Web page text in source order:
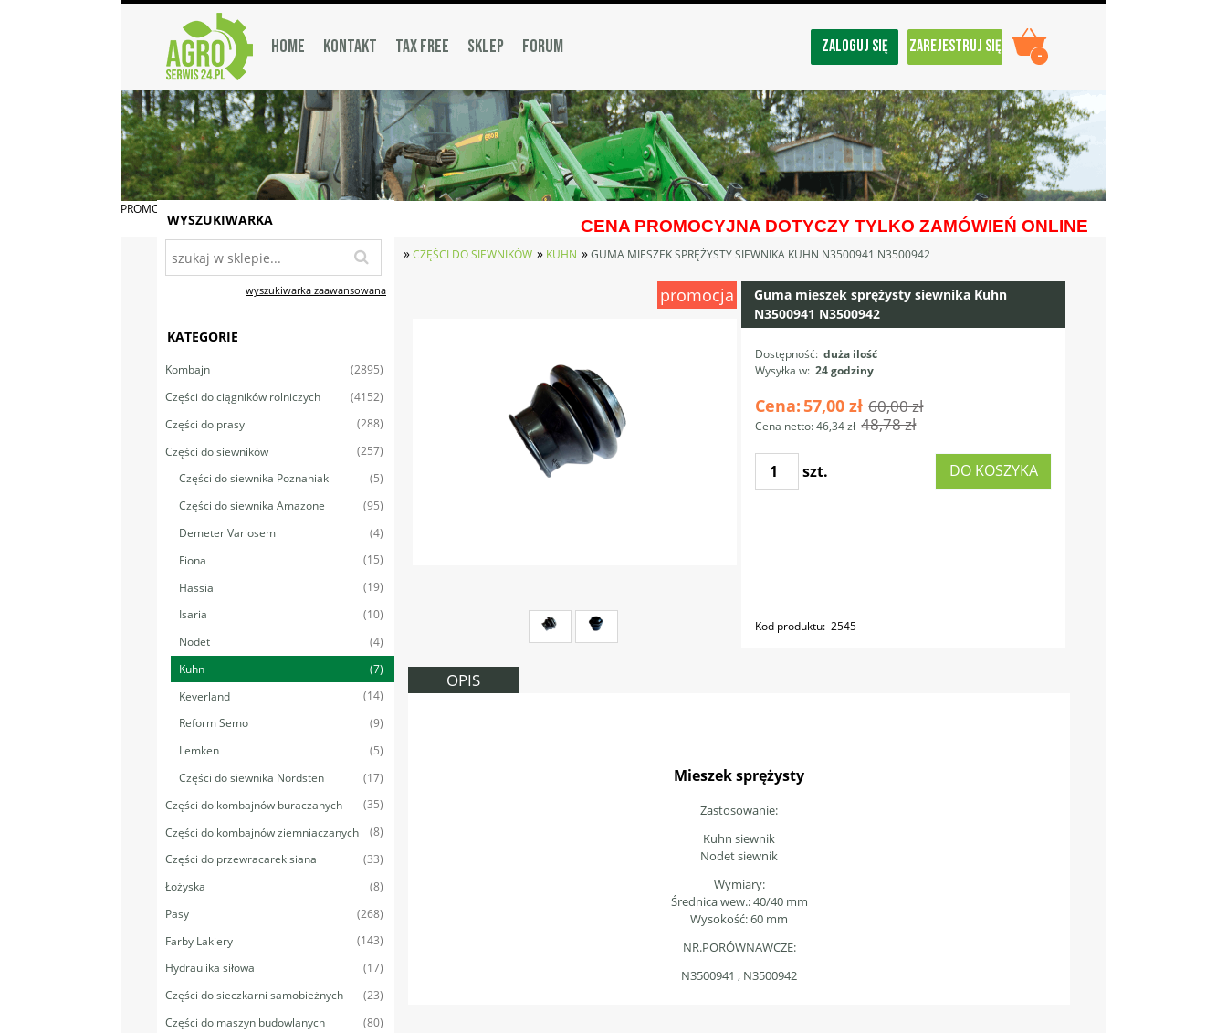
HOME KONTAKT TAX FREE SKLEP FORUM ZALOGUJ SIĘ ZAREJESTRUJ SIĘ
-
PROMOCJA
CENA PROMOCYJNA DOTYCZY TYLKO ZAMÓWIEŃ ONLINE
WYSZUKIWARKA
wyszukiwarka zaawansowana
KATEGORIE
Kombajn
(2895)
Części do ciągników rolniczych
(4152)
Części do prasy
(288)
Części do siewników
(257)
Części do siewnika Poznaniak
(5)
Części do siewnika Amazone
(95)
Demeter Variosem
(4)
Fiona
(15)
Hassia
(19)
Isaria
(10)
Nodet
(4)
Kuhn
(7)
Keverland
(14)
Reform Semo
(9)
Lemken
(5)
Części do siewnika Nordsten
(17)
Części do kombajnów buraczanych
(35)
Części do kombajnów ziemniaczanych
(8)
Części do przewracarek siana
(33)
Łożyska
(8)
Pasy
(268)
Farby Lakiery
(143)
Hydraulika siłowa
(17)
Części do sieczkarni samobieżnych
(23)
Części do maszyn budowlanych
(80)
»CZĘŚCI DO SIEWNIKÓW » KUHN »GUMA MIESZEK SPRĘŻYSTY SIEWNIKA KUHN N3500941 N3500942
promocja
Guma mieszek sprężysty siewnika Kuhn
N3500941 N3500942
Dostępność: duża ilość
Wysyłka w: 24 godziny
Cena:57,00 zł 60,00 zł
Cena netto:46,34 zł 48,78 zł
szt. DO KOSZYKA
Kod produktu: 2545
OPIS
Mieszek sprężysty
Zastosowanie:
Kuhn siewnik
Nodet siewnik
Wymiary:
Średnica wew.: 40/40 mm
Wysokość: 60 mm
NR.PORÓWNAWCZE:
N3500941 , N3500942